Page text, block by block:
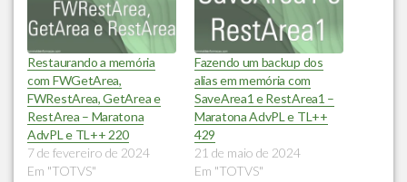
Restaurando a memória
com FWGetArea,
FWRestArea, GetArea e
RestArea – Maratona
AdvPL e TL++ 220
7 de fevereiro de 2024
Em "TOTVS"
Fazendo um backup dos
alias em memória com
SaveArea1 e RestArea1 –
Maratona AdvPL e TL++
429
21 de maio de 2024
Em "TOTVS"